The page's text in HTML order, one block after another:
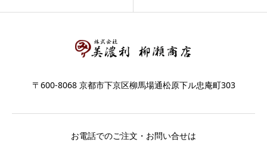
〒600-8068 京都市下京区柳馬場通松原下ル忠庵町303
お電話でのご注文・お問い合せは